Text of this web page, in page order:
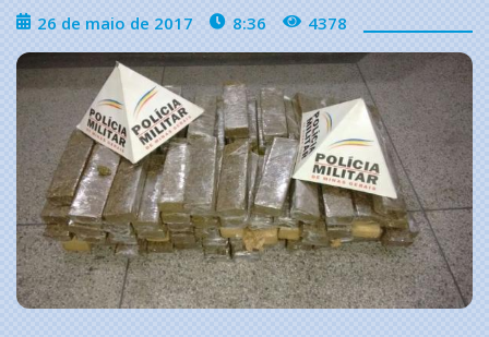
26 de maio de 2017 8:36 4378